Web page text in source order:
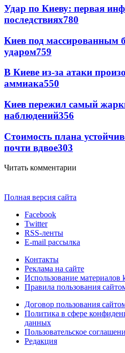
Удар по Киеву: первая
последствиях780
Киев под массированным
ударом759
В Киеве из-за атаки
аммиака550
Киев пережил самый
наблюдений356
Стоимость плана
почти вдвое303
Читать комментарии
Полная версия сайта
Facebook
Twitter
RSS-ленты
E-mail рассылка
Контакты
Реклама на сайте
Использование материалов
Правила пользования
Договор пользования
Политика в сфере
данных
Пользовательское
Редакция